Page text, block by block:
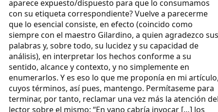
aparece expuesto/dispuesto para que lo consumamos
con su etiqueta correspondiente? Vuelve a parecerme
que lo esencial consiste, en efecto (coincido como
siempre con el maestro Gilardino, a quien agradezco sus
palabras y, sobre todo, su lucidez y su capacidad de
análisis), en interpretar los hechos conforme a su
sentido, alcance y contexto, y no simplemente en
enumerarlos. Y es eso lo que me proponía en mi
cuyos términos, así pues, mantengo. Permítaseme para
terminar, por tanto, reclamar una vez más la atención
lector sobre el mismo: “En vano cabría invocar […] los